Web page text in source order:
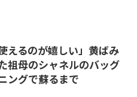
えるのが嬉しい」黄ばみ
祖母のシャネルのバッグ
ングで蘇るまで